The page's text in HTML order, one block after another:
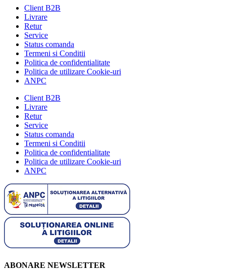
Client B2B
Livrare
Retur
Service
Status comanda
Termeni si Conditii
Politica de confidentialitate
Politica de utilizare Cookie-uri
ANPC
Client B2B
Livrare
Retur
Service
Status comanda
Termeni si Conditii
Politica de confidentialitate
Politica de utilizare Cookie-uri
ANPC
ABONARE NEWSLETTER